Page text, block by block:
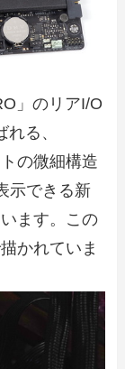
」のリアI/O
る、
の微細構造
示できる新
ます。この
かれていま